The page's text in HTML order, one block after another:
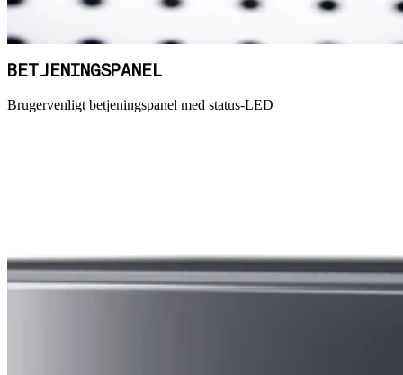
BETJENINGSPANEL
Brugervenligt betjeningspanel med status-LED